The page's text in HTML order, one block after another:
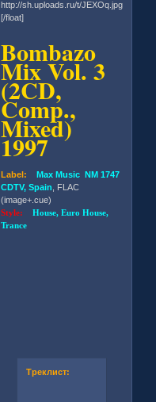
[/float]
Bombazo
Mix Vol. 3
(2CD,
Comp.,
Mixed)
1997
Label: Max Music NM 1747
CDTV, Spain , FLAC
(image+.cue)
Style:House, Euro House,
Trance
Треклист: